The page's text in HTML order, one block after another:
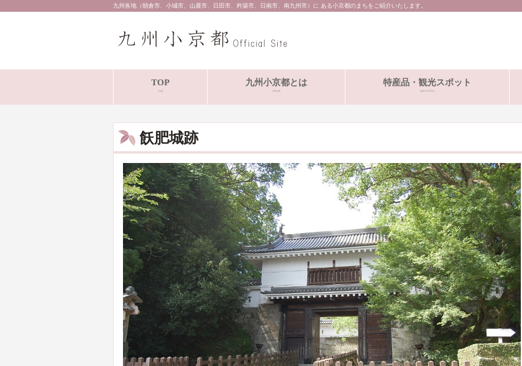
九州各地（朝倉市、小城市、山鹿市、日田市、杵築市、日南市、南九州市）に ある小京都のまちをご紹介いたします。
TOP
top
九州小京都とは
about
特産品・観光スポット
speciality
飫肥城跡